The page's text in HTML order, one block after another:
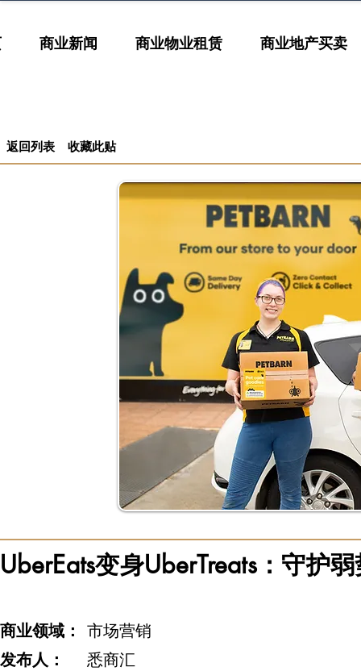
商业新闻 商业物业租赁 商业地产买卖
返回列表 收藏此贴
UberEats变身UberTreats：守护
商业领域：
市场营销
发布人：
悉商汇